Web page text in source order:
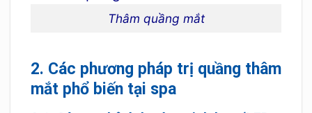
Thâm quầng mắt
2. Các phương pháp trị quầng thâm
mắt phổ biến tại spa